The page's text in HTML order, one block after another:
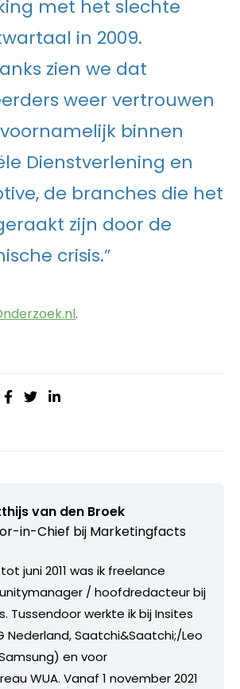
met het slechte
in 2009.
zien we dat
weer vertrouwen
binnen
Dienstverlening en
de branches die het
zijn door de
crisis.”
.
van den Broek
in-Chief bij Marketingfacts
juni 2011 was ik freelance
/ hoofdredacteur bij
Tussendoor werkte ik bij Insites
Nederland, Saatchi&Saatchi;/Leo
en voor
WUA. Vanaf 1 november 2021